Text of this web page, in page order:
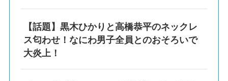
【話題】黒木ひかりと高橋恭平のネックレ
ス匂わせ！なにわ男子全員とのおそろいで
大炎上！